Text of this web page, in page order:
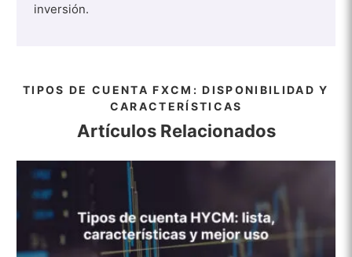
inversión.
TIPOS DE CUENTA FXCM: DISPONIBILIDAD Y
CARACTERÍSTICAS
Artículos Relacionados